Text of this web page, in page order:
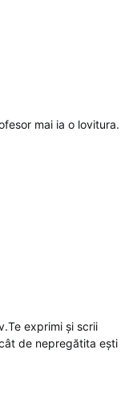
mai ia o lovitura.
exprimi și scrii
de nepregătita ești